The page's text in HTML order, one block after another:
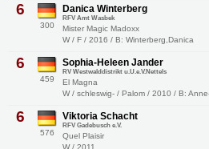
6
300
Danica Winterberg
RFV Amt Wasbek
Mister Magic Madoxx
W / F / 2016 / B: Winterberg,Danica
6
459
Sophia-Heleen Jander
RV Westwalddistrikt u.U.e.V.Nettels
El Magna
W / schleswig- / Palom / 2010 / B:
6
576
Viktoria Schacht
RFV Gadebusch e.V.
Quel Plaisir
W / 2011